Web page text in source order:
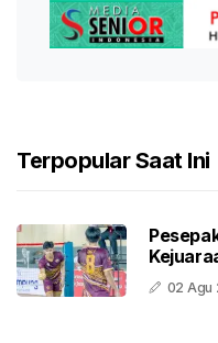
Terpopular Saat Ini
02 Agu